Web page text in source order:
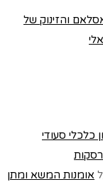
והזינוק של
כלכלי סעודי
אומנות המשא ומתן